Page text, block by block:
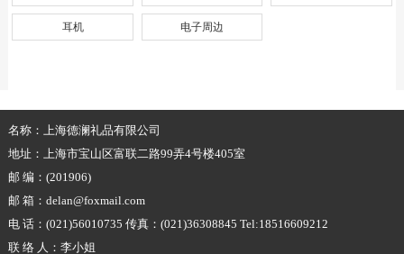
耳机 电子周边
名称：上海德澜礼品有限公司
地址：上海市宝山区富联二路99弄4号楼405室
邮 编：(201906)
邮 箱：delan@foxmail.com
电 话：(021)56010735 传真：(021)36308845 Tel:18516609212
联 络 人：李小姐